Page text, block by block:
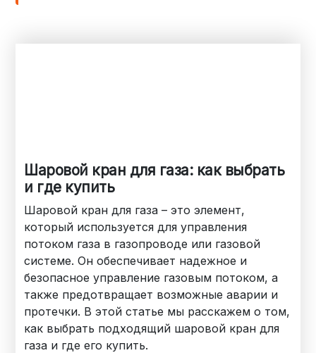
Шаровой кран для газа: как выбрать
и где купить
Шаровой кран для газа – это элемент,
который используется для управления
потоком газа в газопроводе или газовой
системе. Он обеспечивает надежное и
безопасное управление газовым потоком, а
также предотвращает возможные аварии и
протечки. В этой статье мы расскажем о том,
как выбрать подходящий шаровой кран для
газа и где его купить.